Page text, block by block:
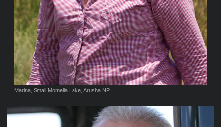
Marina, Small Momella Lake, Arusha NP